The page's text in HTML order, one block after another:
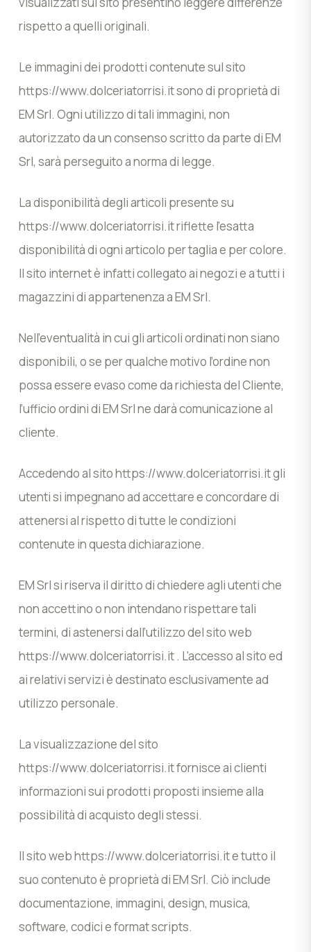
rispetto a quelli originali.
Le immagini dei prodotti contenute sul sito
https://www.dolceriatorrisi.it sono di proprietà di
EM Srl. Ogni utilizzo di tali immagini, non
autorizzato da un consenso scritto da parte di EM
Srl, sarà perseguito a norma di legge.
La disponibilità degli articoli presente su
https://www.dolceriatorrisi.it riflette l’esatta
disponibilità di ogni articolo per taglia e per colore.
Il sito internet è infatti collegato ai negozi e a tutti i
magazzini di appartenenza a EM Srl.
Nell’eventualità in cui gli articoli ordinati non siano
disponibili, o se per qualche motivo l’ordine non
possa essere evaso come da richiesta del Cliente,
l’ufficio ordini di EM Srl ne darà comunicazione al
cliente.
Accedendo al sito https://www.dolceriatorrisi.it gli
utenti si impegnano ad accettare e concordare di
attenersi al rispetto di tutte le condizioni
contenute in questa dichiarazione.
EM Srl si riserva il diritto di chiedere agli utenti che
non accettino o non intendano rispettare tali
termini, di astenersi dall’utilizzo del sito web
https://www.dolceriatorrisi.it . L'accesso al sito ed
ai relativi servizi è destinato esclusivamente ad
utilizzo personale.
La visualizzazione del sito
https://www.dolceriatorrisi.it fornisce ai clienti
informazioni sui prodotti proposti insieme alla
possibilità di acquisto degli stessi.
Il sito web https://www.dolceriatorrisi.it e tutto il
suo contenuto è proprietà di EM Srl. Ciò include
documentazione, immagini, design, musica,
software, codici e format scripts.